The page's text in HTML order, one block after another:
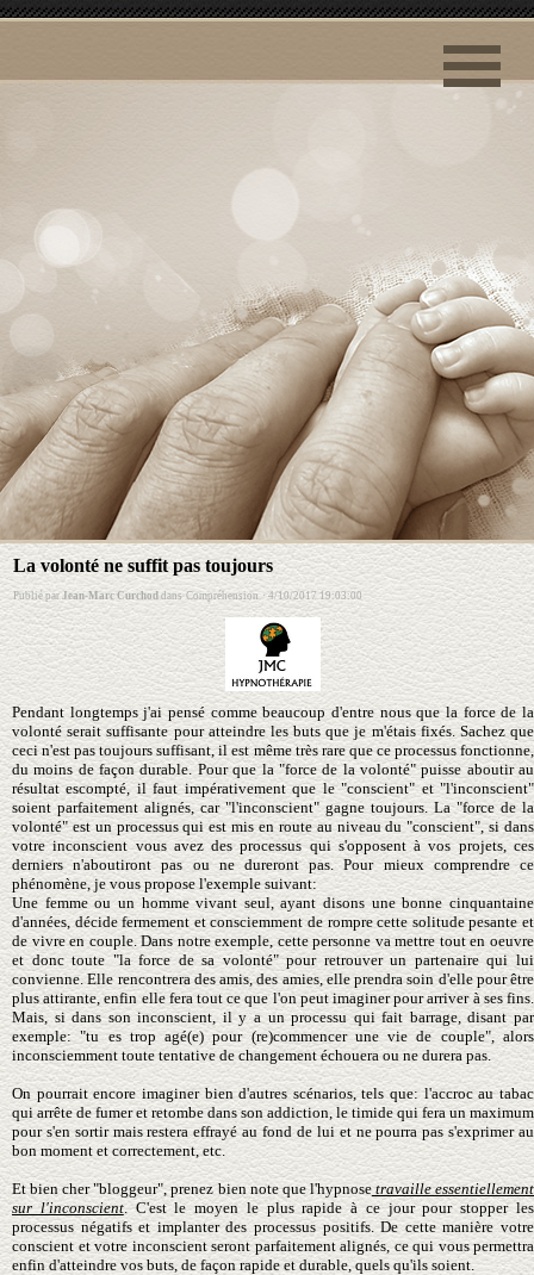
La volonté ne suffit pas toujours
Publié parJean-Marc Curchod dansCompréhension·4/10/2017 19:03:00
Pendant longtemps j'ai pensé comme beaucoup d'entre nous que la force de la
volonté serait suffisante pour atteindre les buts que je m'étais fixés. Sachez que
ceci n'est pas toujours suffisant, il est même très rare que ce processus fonctionne,
du moins de façon durable. Pour que la "force de la volonté" puisse aboutir au
résultat escompté, il faut impérativement que le "conscient" et "l'inconscient"
soient parfaitement alignés, car "l'inconscient" gagne toujours. La "force de la
volonté" est un processus qui est mis en route au niveau du "conscient", si dans
votre inconscient vous avez des processus qui s'opposent à vos projets, ces
derniers n'aboutiront pas ou ne dureront pas. Pour mieux comprendre ce
phénomène, je vous propose l'exemple suivant:
Une femme ou un homme vivant seul, ayant disons une bonne cinquantaine
d'années, décide fermement et consciemment de rompre cette solitude pesante et
de vivre en couple. Dans notre exemple, cette personne va mettre tout en oeuvre
et donc toute "la force de sa volonté" pour retrouver un partenaire qui lui
convienne. Elle rencontrera des amis, des amies, elle prendra soin d'elle pour être
plus attirante, enfin elle fera tout ce que l'on peut imaginer pour arriver à ses fins.
Mais, si dans son inconscient, il y a un processu qui fait barrage, disant par
exemple: "tu es trop agé(e) pour (re)commencer une vie de couple", alors
inconsciemment toute tentative de changement échouera ou ne durera pas.
On pourrait encore imaginer bien d'autres scénarios, tels que: l'accroc au tabac
qui arrête de fumer et retombe dans son addiction, le timide qui fera un maximum
pour s'en sortir mais restera effrayé au fond de lui et ne pourra pas s'exprimer au
bon moment et correctement, etc.
Et bien cher "bloggeur", prenez bien note que l'hypnosetravaille essentiellement
sur l'inconscient. C'est le moyen le plus rapide à ce jour pour stopper les
processus négatifs et implanter des processus positifs. De cette manière votre
conscient et votre inconscient seront parfaitement alignés, ce qui vous permettra
enfin d'atteindre vos buts, de façon rapide et durable, quels qu'ils soient.